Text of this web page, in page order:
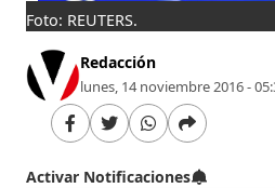
Foto: REUTERS.
Redacción
lunes, 14 noviembre 2016 -
Activar Notificaciones